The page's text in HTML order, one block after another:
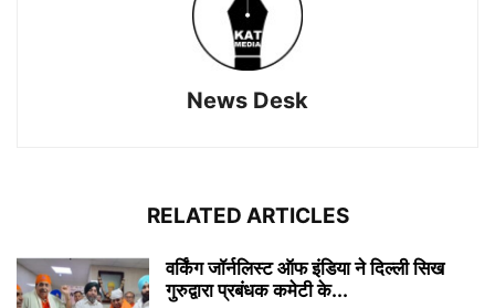
News Desk
RELATED ARTICLES
वर्किंग जॉर्नलिस्ट ऑफ इंडिया ने दिल्ली सिख
गुरुद्वारा प्रबंधक कमेटी के...